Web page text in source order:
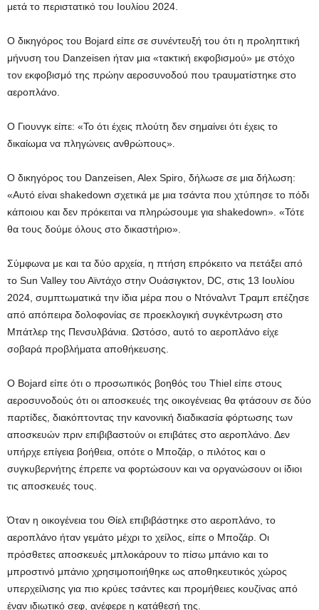
μετά το περιστατικό του Ιουλίου 2024.
Ο δικηγόρος του Bojard είπε σε συνέντευξή του ότι η προληπτική
μήνυση του Danzeisen ήταν μια «τακτική εκφοβισμού» με στόχο
τον εκφοβισμό της πρώην αεροσυνοδού που τραυματίστηκε στο
αεροπλάνο.
Ο Γιουνγκ είπε: «Το ότι έχεις πλούτη δεν σημαίνει ότι έχεις το
δικαίωμα να πληγώνεις ανθρώπους».
Ο δικηγόρος του Danzeisen, Alex Spiro, δήλωσε σε μια δήλωση:
«Αυτό είναι shakedown σχετικά με μια τσάντα που χτύπησε το πόδι
κάποιου και δεν πρόκειται να πληρώσουμε για shakedown». «Τότε
θα τους δούμε όλους στο δικαστήριο».
Σύμφωνα με και τα δύο αρχεία, η πτήση επρόκειτο να πετάξει από
το Sun Valley του Αϊντάχο στην Ουάσιγκτον, DC, στις 13 Ιουλίου
2024, συμπτωματικά την ίδια μέρα που ο Ντόναλντ Τραμπ επέζησε
από απόπειρα δολοφονίας σε προεκλογική συγκέντρωση στο
Μπάτλερ της Πενσυλβάνια. Ωστόσο, αυτό το αεροπλάνο είχε
σοβαρά προβλήματα αποθήκευσης.
Ο Bojard είπε ότι ο προσωπικός βοηθός του Thiel είπε στους
αεροσυνοδούς ότι οι αποσκευές της οικογένειας θα φτάσουν σε δύο
παρτίδες, διακόπτοντας την κανονική διαδικασία φόρτωσης των
αποσκευών πριν επιβιβαστούν οι επιβάτες στο αεροπλάνο. Δεν
υπήρχε επίγεια βοήθεια, οπότε ο Μποζάρ, ο πιλότος και ο
συγκυβερνήτης έπρεπε να φορτώσουν και να οργανώσουν οι ίδιοι
τις αποσκευές τους.
Όταν η οικογένεια του Θίελ επιβιβάστηκε στο αεροπλάνο, το
αεροπλάνο ήταν γεμάτο μέχρι το χείλος, είπε ο Μποζάρ. Οι
πρόσθετες αποσκευές μπλοκάρουν το πίσω μπάνιο και το
μπροστινό μπάνιο χρησιμοποιήθηκε ως αποθηκευτικός χώρος
υπερχείλισης για πιο κρύες τσάντες και προμήθειες κουζίνας από
έναν ιδιωτικό σεφ, ανέφερε η κατάθεσή της.